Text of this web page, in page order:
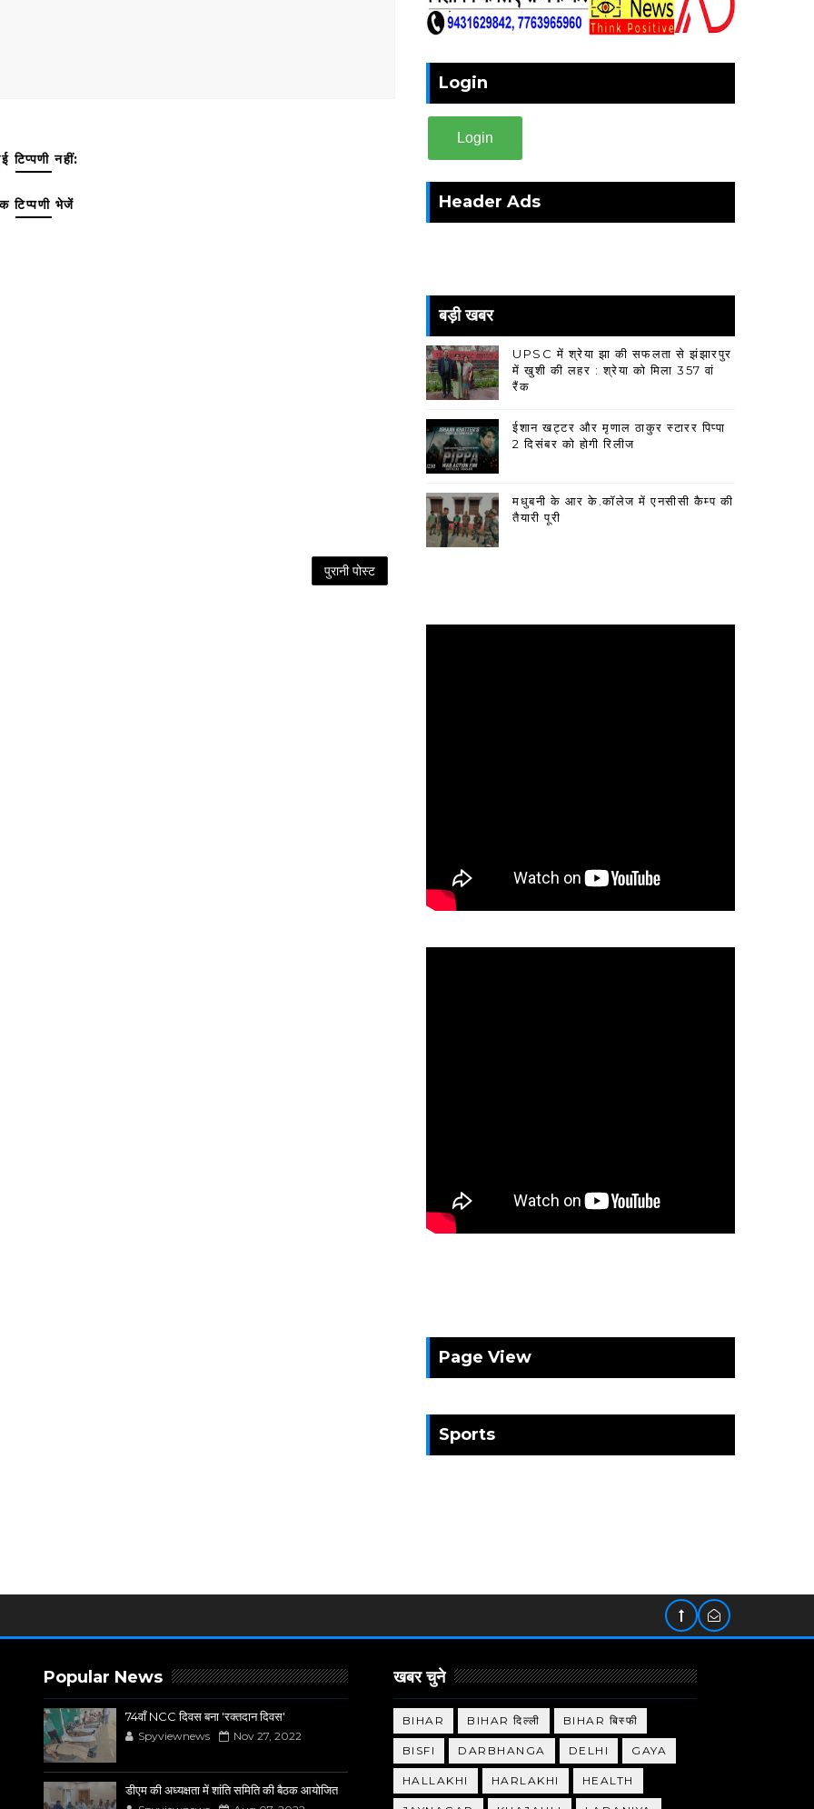
टिप्पणी नहीं:
टिप्पणी भेजें
पुरानी पोस्ट
Login
Login
Header Ads
बड़ी खबर
UPSC में श्रेया झा की सफलता से झंझारपुर
में खुशी की लहर : श्रेया को मिला 357 वां
रैंक
ईशान खट्टर और मृणाल ठाकुर स्टारर पिप्पा
2 दिसंबर को होगी रिलीज
मधुबनी के आर के.कॉलेज में एनसीसी कैम्प की
तैयारी पूरी
Page View
Sports
Popular News
74वाँ NCC दिवस बना 'रक्तदान दिवस'
Spyviewnews Nov 27, 2022
डीएम की अध्यक्षता में शांति समिति की बैठक आयोजित
खबर चुने
BIHAR BIHAR दिल्ली BIHAR बिस्फी
BISFI DARBHANGA DELHI GAYA
HALLAKHI HARLAKHI HEALTH